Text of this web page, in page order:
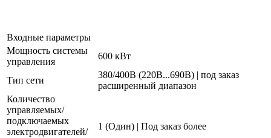
Входные параметры
Мощность системы
управления
600 кВт
Тип сети
380/400В (220В...690В) | под заказ
расширенный диапазон
Количество
управляемых/
подключаемых
электродвигателей/
1 (Один) | Под заказ более